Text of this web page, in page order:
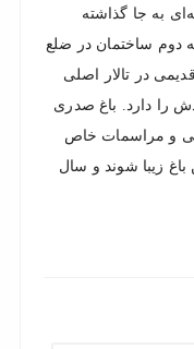
به جا گذاشته
دوم ساختمان در ضلع
در تالار اصلی
را دارد. باغ صدری
و مراسمات خاص
زیبا شوند و سال